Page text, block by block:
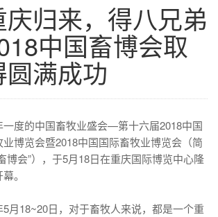
庆归来，得八兄弟
中国畜博会取
圆满成功
一度的中国畜牧业盛会—第十六届2018中国
业博览会暨2018中国国际畜牧业博览会（简
博会”），于5月18日在重庆国际博览中心隆
。
5月18~20日，对于畜牧人来说，都是一个重